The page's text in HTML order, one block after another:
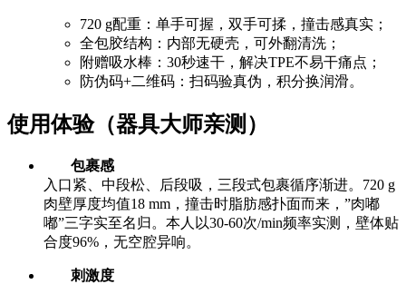
720 g配重：单手可握，双手可揉，撞击感真实；
全包胶结构：内部无硬壳，可外翻清洗；
附赠吸水棒：30秒速干，解决TPE不易干痛点；
防伪码+二维码：扫码验真伪，积分换润滑。
使用体验（器具大师亲测）
包裹感
入口紧、中段松、后段吸，三段式包裹循序渐进。720 g
肉壁厚度均值18 mm，撞击时脂肪感扑面而来，”肉嘟
嘟”三字实至名归。本人以30-60次/min频率实测，壁体贴
合度96%，无空腔异响。
刺激度